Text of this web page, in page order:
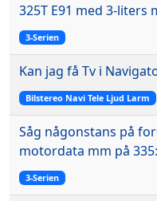
325T E91 med 3-liters
3-Serien
Kan jag få Tv i
Bilstereo Navi Tele Ljud Larm
Såg någonstans på
motordata mm på
3-Serien